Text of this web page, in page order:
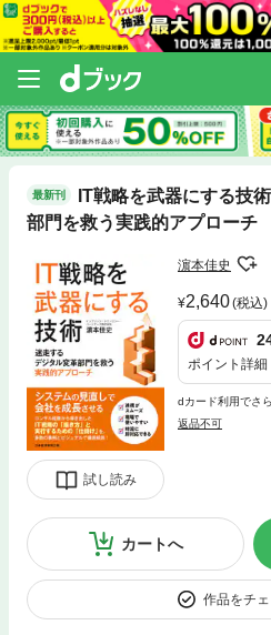
最新刊
IT戦略を武器にする技
部門を救う実践的アプローチ
試し読み
濵本佳史
2,640(税込)
ポイント詳細
dカード利用でさ
返品不可
カートへ
作品をチ